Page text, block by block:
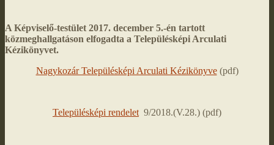
A Képviselő-testület 2017. december 5.-én tartott
közmeghallgatáson elfogadta a Településképi Arculati
Kézikönyvet.
Nagykozár Településképi Arculati Kézikönyve(pdf)
Településképi rendelet 9/2018.(V.28.) (pdf)